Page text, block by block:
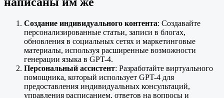
Создание индивидуального контента: Создавайте
персонализированные статьи, записи в блогах,
обновления в социальных сетях и маркетинговые
материалы, используя расширенные возможности
генерации языка в GPT-4.
Персональный ассистент: Разработайте виртуального
помощника, который использует GPT-4 для
предоставления индивидуальных консультаций,
управления расписанием, ответов на вопросы и